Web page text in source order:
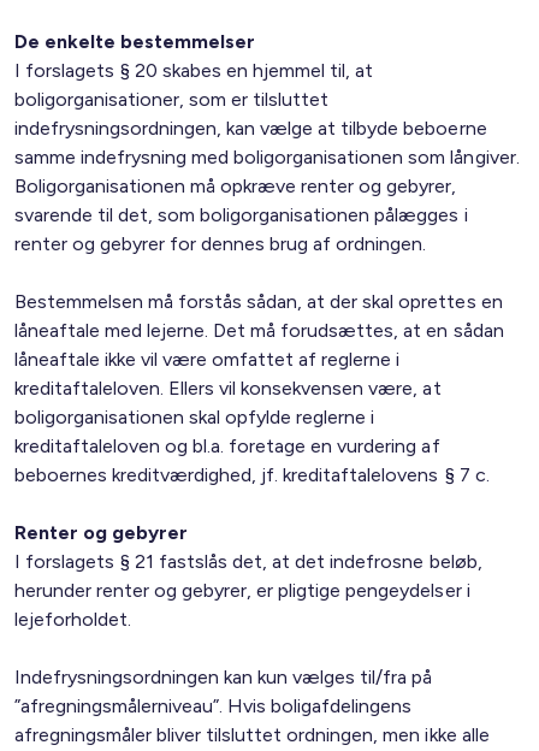
De enkelte bestemmelser
I forslagets § 20 skabes en hjemmel til, at
boligorganisationer, som er tilsluttet
indefrysningsordningen, kan vælge at tilbyde beboerne
samme indefrysning med boligorganisationen som långiver.
Boligorganisationen må opkræve renter og gebyrer,
svarende til det, som boligorganisationen pålægges i
renter og gebyrer for dennes brug af ordningen.
Bestemmelsen må forstås sådan, at der skal oprettes en
låneaftale med lejerne. Det må forudsættes, at en sådan
låneaftale ikke vil være omfattet af reglerne i
kreditaftaleloven. Ellers vil konsekvensen være, at
boligorganisationen skal opfylde reglerne i
kreditaftaleloven og bl.a. foretage en vurdering af
beboernes kreditværdighed, jf. kreditaftalelovens § 7 c.
Renter og gebyrer
I forslagets § 21 fastslås det, at det indefrosne beløb,
herunder renter og gebyrer, er pligtige pengeydelser i
lejeforholdet.
Indefrysningsordningen kan kun vælges til/fra på
”afregningsmålerniveau”. Hvis boligafdelingens
afregningsmåler bliver tilsluttet ordningen, men ikke alle